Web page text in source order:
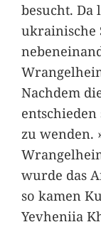
besucht. Da
ukrainische
Nachdem
zu wenden.
wurde das
so kamen
Yevheniia